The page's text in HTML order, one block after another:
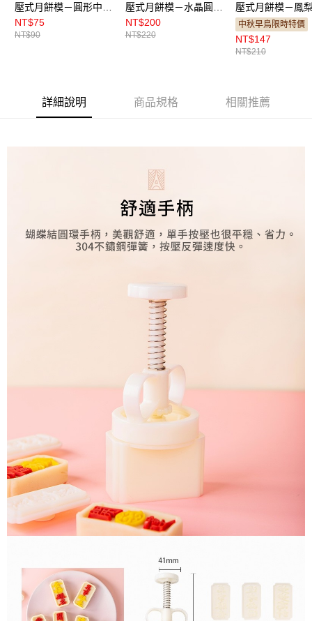
壓式月餅模－圓形中秋
2花片
50g（FB75600）
NT$75
NT$90
壓式月餅模－水晶圓形
平面6花片
50g（FB71311）
NT$200
NT$220
壓式月餅模－鳳
蘿2花片
63g（FB75623）
中秋早鳥限時特價
NT$147
NT$210
詳細說明 商品規格 相關推薦